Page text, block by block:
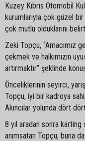
Kuzey Kıbrıs Otomobil
kurumlarıyla çok güzel
çok mutlu olduklarını
Zeki Topçu, “Amacımız
çekmek ve halkımızın
artırmaktır” şeklinde
Önceliklerinin seyirci,
Topçu, iyi bir kadroya
Akıncılar yolunda dört
8 yıl aradan sonra
anımsatan Topçu, buna